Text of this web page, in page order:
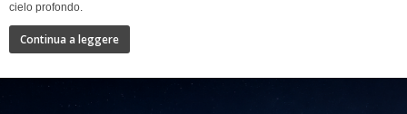
cielo profondo.
Continua a leggere